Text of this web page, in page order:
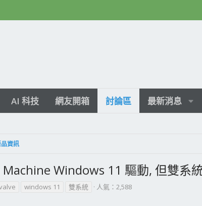
AI 科技 網友開箱 討論區 最新消息
資訊
Windows 11 驅動, 但雙系
windows 11 雙系統 人氣：2,588